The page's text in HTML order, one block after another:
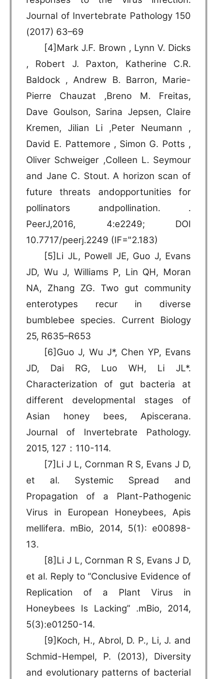
Journal of Invertebrate Pathology 150
(2017) 63–69
[4]Mark J.F. Brown , Lynn V. Dicks
, Robert J. Paxton, Katherine C.R.
Baldock , Andrew B. Barron, Marie-
Pierre Chauzat ,Breno M. Freitas,
Dave Goulson, Sarina Jepsen, Claire
Kremen, Jilian Li ,Peter Neumann ,
David E. Pattemore , Simon G. Potts ,
Oliver Schweiger ,Colleen L. Seymour
and Jane C. Stout. A horizon scan of
future threats andopportunities for
pollinators andpollination. .
PeerJ,2016, 4:e2249; DOI
10.7717/peerj.2249 (IF="2.183)
[5]Li JL, Powell JE, Guo J, Evans
JD, Wu J, Williams P, Lin QH, Moran
NA, Zhang ZG. Two gut community
enterotypes recur in diverse
bumblebee species. Current Biology
25, R635–R653
[6]Guo J, Wu J*, Chen YP, Evans
JD, Dai RG, Luo WH, Li JL*.
Characterization of gut bacteria at
different developmental stages of
Asian honey bees, Apiscerana.
Journal of Invertebrate Pathology.
2015, 127：110-114.
[7]Li J L, Cornman R S, Evans J D,
et al. Systemic Spread and
Propagation of a Plant-Pathogenic
Virus in European Honeybees, Apis
mellifera. mBio, 2014, 5(1): e00898-
13.
[8]Li J L, Cornman R S, Evans J D,
et al. Reply to “Conclusive Evidence of
Replication of a Plant Virus in
Honeybees Is Lacking” .mBio, 2014,
5(3):e01250-14.
[9]Koch, H., Abrol, D. P., Li, J. and
Schmid-Hempel, P. (2013), Diversity
and evolutionary patterns of bacterial